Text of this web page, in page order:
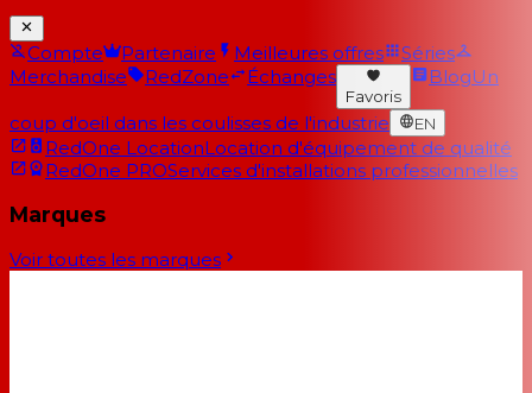
Compte Partenaire Meilleures offres
Séries
Merchandise
RedZone Échanges
Favoris
BlogUn
coup d'oeil dans les coulisses de l'industrie EN
RedOne LocationLocation d'équipement de qualité
RedOne PROServices d'installations professionnelles
Marques
Voir toutes les marques